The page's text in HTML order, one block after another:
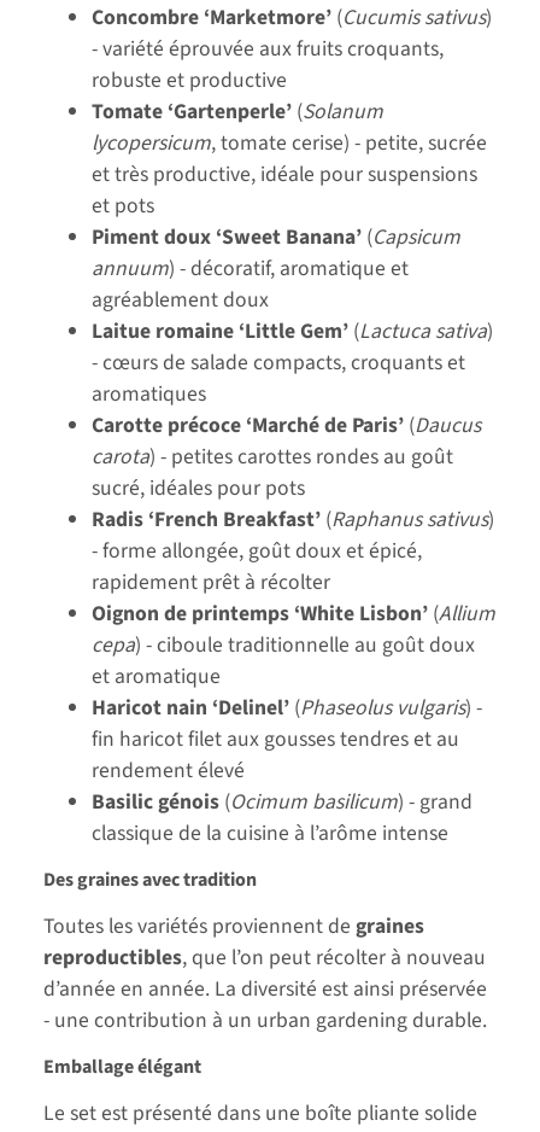
Concombre ‘Marketmore’ (Cucumis sativus)
- variété éprouvée aux fruits croquants,
robuste et productive
Tomate ‘Gartenperle’ (Solanum
lycopersicum, tomate cerise) - petite, sucrée
et très productive, idéale pour suspensions
et pots
Piment doux ‘Sweet Banana’ (Capsicum
annuum) - décoratif, aromatique et
agréablement doux
Laitue romaine ‘Little Gem’ (Lactuca sativa)
- cœurs de salade compacts, croquants et
aromatiques
Carotte précoce ‘Marché de Paris’ (Daucus
carota) - petites carottes rondes au goût
sucré, idéales pour pots
Radis ‘French Breakfast’ (Raphanus sativus)
- forme allongée, goût doux et épicé,
rapidement prêt à récolter
Oignon de printemps ‘White Lisbon’ (Allium
cepa) - ciboule traditionnelle au goût doux
et aromatique
Haricot nain ‘Delinel’ (Phaseolus vulgaris) -
fin haricot filet aux gousses tendres et au
rendement élevé
Basilic génois (Ocimum basilicum) - grand
classique de la cuisine à l’arôme intense
Des graines avec tradition
Toutes les variétés proviennent de graines
reproductibles, que l’on peut récolter à nouveau
d’année en année. La diversité est ainsi préservée
- une contribution à un urban gardening durable.
Emballage élégant
Le set est présenté dans une boîte pliante solide